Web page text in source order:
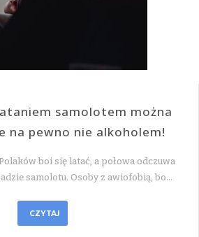
samolotem można
na pewno nie alkoholem!
boi się latać, a połowa odczuwa
samolotu. Osoby z awiofobią, bo…
CZYTAJ